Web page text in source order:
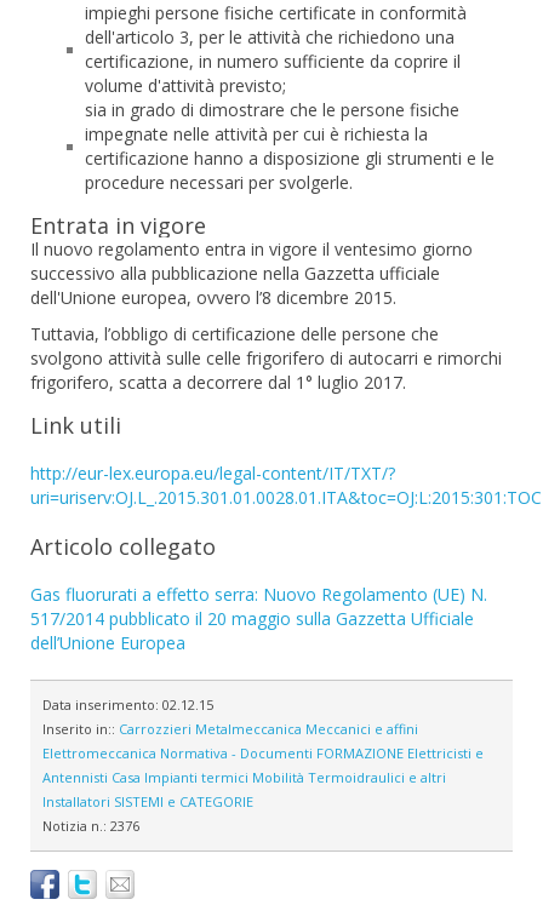
impieghi persone fisiche certificate in conformità
dell'articolo 3, per le attività che richiedono una
certificazione, in numero sufficiente da coprire il
volume d'attività previsto;
sia in grado di dimostrare che le persone fisiche
impegnate nelle attività per cui è richiesta la
certificazione hanno a disposizione gli strumenti e le
procedure necessari per svolgerle.
Entrata in vigore
Il nuovo regolamento entra in vigore il ventesimo giorno
successivo alla pubblicazione nella Gazzetta ufficiale
dell'Unione europea, ovvero l’8 dicembre 2015.
Tuttavia, l’obbligo di certificazione delle persone che
svolgono attività sulle celle frigorifero di autocarri e rimorchi
frigorifero, scatta a decorrere dal 1° luglio 2017.
Link utili
http://eur-lex.europa.eu/legal-content/IT/TXT/?
uri=uriserv:OJ.L_.2015.301.01.0028.01.ITA&toc=OJ:L:2015:301:TOC
Articolo collegato
Gas fluorurati a effetto serra: Nuovo Regolamento (UE) N.
517/2014 pubblicato il 20 maggio sulla Gazzetta Ufficiale
dell’Unione Europea
Data inserimento: 02.12.15
Inserito in:: Carrozzieri Metalmeccanica Meccanici e affini
Elettromeccanica Normativa - Documenti FORMAZIONE Elettricisti e
Antennisti Casa Impianti termici Mobilità Termoidraulici e altri
Installatori SISTEMI e CATEGORIE
Notizia n.: 2376